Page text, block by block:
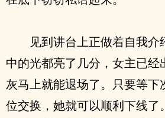
见到讲台上正做着自我
中的光都亮了几分，女主已经
灰马上就能退场了。只要等下
位交换，她就可以顺利下线了